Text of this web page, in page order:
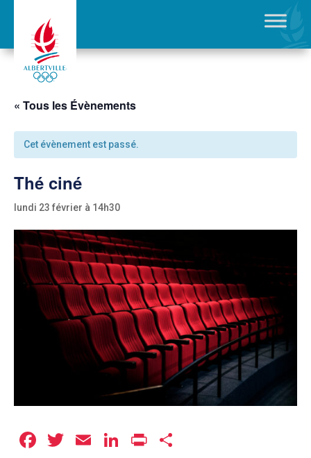
« Tous les Évènements
Cet évènement est passé.
Thé ciné
lundi 23 février à 14h30
Facebook
Twitter
EmailLinkedIn
Print